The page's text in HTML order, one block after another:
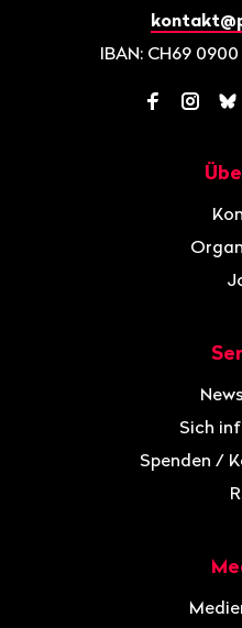
IBAN: CH69
Facebook
Sich
Spenden /